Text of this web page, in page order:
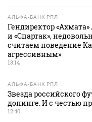
АЛЬФА-БАНК РПЛ
Гендиректор
и «Спартак»,
считаем поведение
агрессивным»
13:14
АЛЬФА-БАНК РПЛ
Звезда российского
допинге. И с честью
12:40